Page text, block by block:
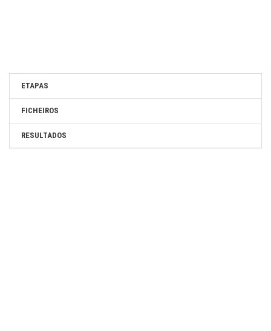
ETAPAS
FICHEIROS
RESULTADOS